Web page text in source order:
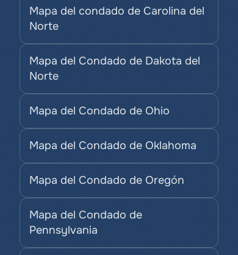
Mapa del condado de Carolina del
Norte
Mapa del Condado de Dakota del
Norte
Mapa del Condado de Ohio
Mapa del Condado de Oklahoma
Mapa del Condado de Oregón
Mapa del Condado de
Pennsylvania